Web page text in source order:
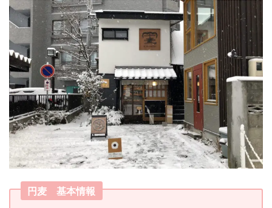
円麦 基本情報